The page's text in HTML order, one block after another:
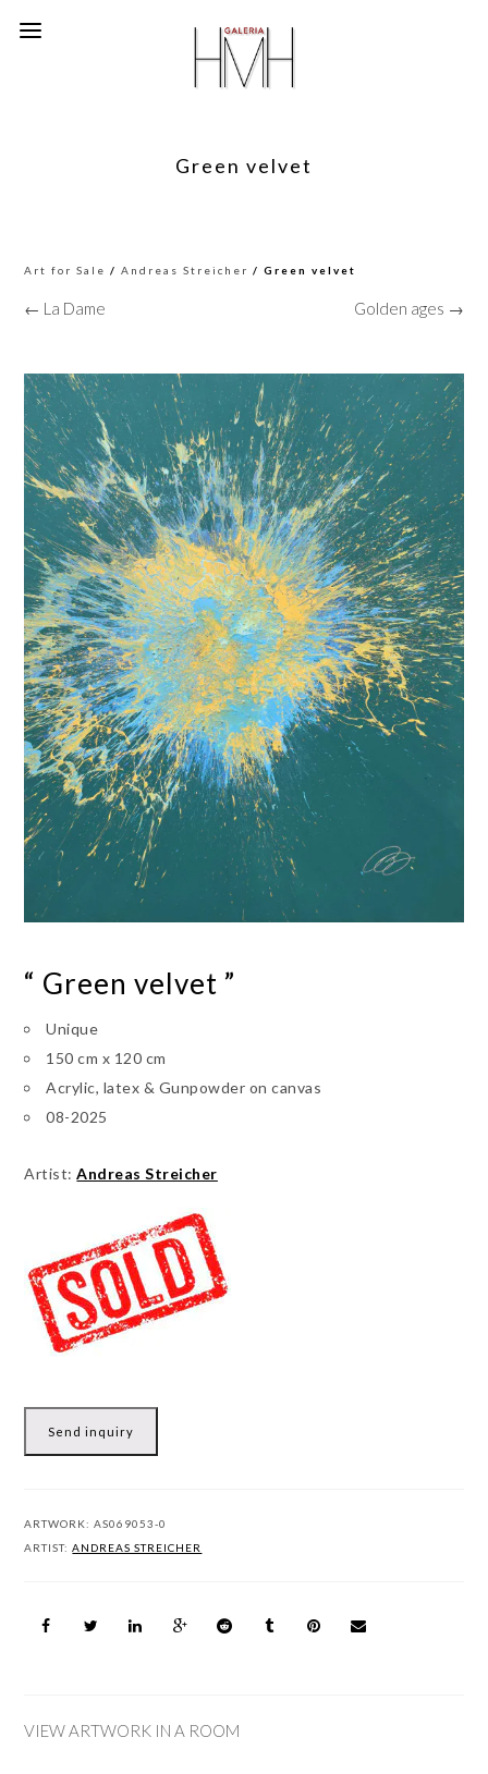
Green velvet
Art for Sale /Andreas Streicher / Green velvet
← La Dame Golden ages →
“ Green velvet ”
Unique
150 cm x 120 cm
Acrylic, latex & Gunpowder on canvas
08-2025
Artist:Andreas Streicher
Send inquiry
ARTWORK:AS069053-0
ARTIST:ANDREAS STREICHER
VIEW ARTWORK IN A ROOM